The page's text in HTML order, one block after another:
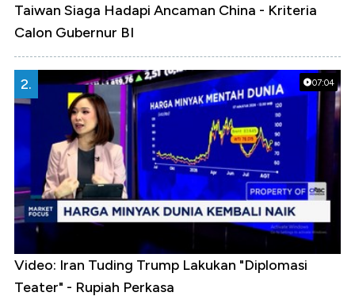
Taiwan Siaga Hadapi Ancaman China - Kriteria
Calon Gubernur BI
07:04
2.
Video: Iran Tuding Trump Lakukan "Diplomasi
Teater" - Rupiah Perkasa